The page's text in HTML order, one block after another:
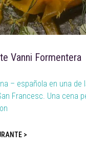
Vanni Formentera
– española en una de
Francesc. Una cena
>